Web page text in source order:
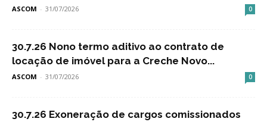
ASCOM - 31/07/2026 0
30.7.26 Nono termo aditivo ao contrato de
locação de imóvel para a Creche Novo...
ASCOM - 31/07/2026 0
30.7.26 Exoneração de cargos comissionados